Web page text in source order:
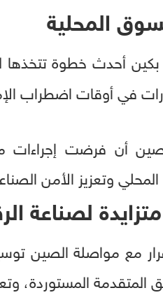
المحلية
بكين أحدث خطوة تتخذها
في أوقات اضطراب
أن فرضت إجراءات
وتعزيز الأمن
لصناعة
مع مواصلة الصين
المتقدمة المستوردة،